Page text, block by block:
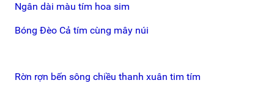
Ngân dài màu tím hoa sim
Bóng Đèo Cả tím cùng mây núi
Rờn rợn bến sông chiều thanh xuân tim tím